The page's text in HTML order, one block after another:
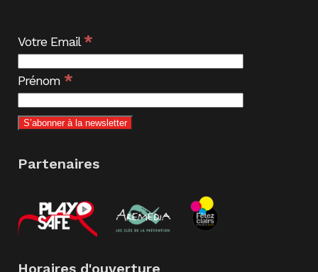
Votre Email*
Prénom *
Partenaires
Horaires d'ouverture